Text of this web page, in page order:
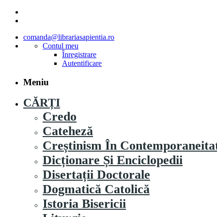
comanda@librariasapientia.ro
Contul meu
Înregistrare
Autentificare
Meniu
CĂRȚI
Credo
Cateheză
Creștinism În
Dicționare Și Enciclopedii
Disertații Doctorale
Dogmatică Catolică
Istoria Bisericii